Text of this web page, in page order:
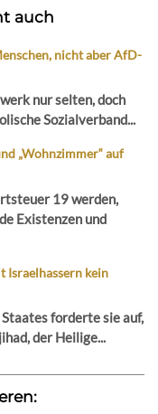
auch
nicht aber AfD-
nur selten, doch
Sozialverband...
„Wohnzimmer“ auf
19 werden,
Existenzen und
Israelhassern kein
forderte sie auf,
der Heilige...